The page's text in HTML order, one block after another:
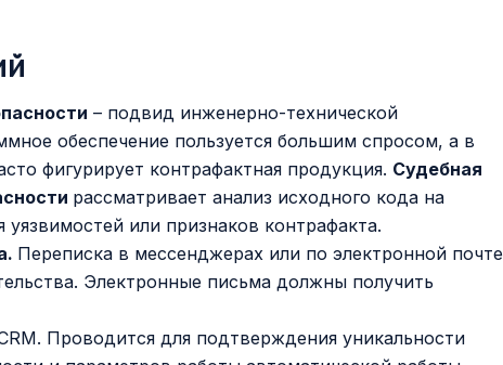
– подвид инженерно-технической
обеспечение пользуется большим спросом, а в
фигурирует контрафактная продукция. Судебная
рассматривает анализ исходного кода на
или признаков контрафакта.
Переписка в мессенджерах или по электронной почте
Электронные письма должны получить
Проводится для подтверждения уникальности